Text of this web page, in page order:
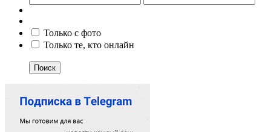
Только с фото
Только те, кто онлайн
Поиск